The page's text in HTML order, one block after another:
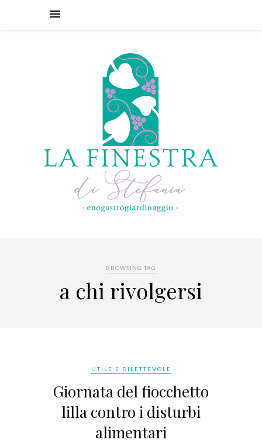
BROWSING TAG
a chi rivolgersi
UTILE E DILETTEVOLE
Giornata del fiocchetto
lilla contro i disturbi
alimentari